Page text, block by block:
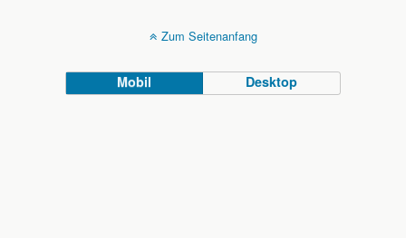
Zum Seitenanfang
Mobil Desktop